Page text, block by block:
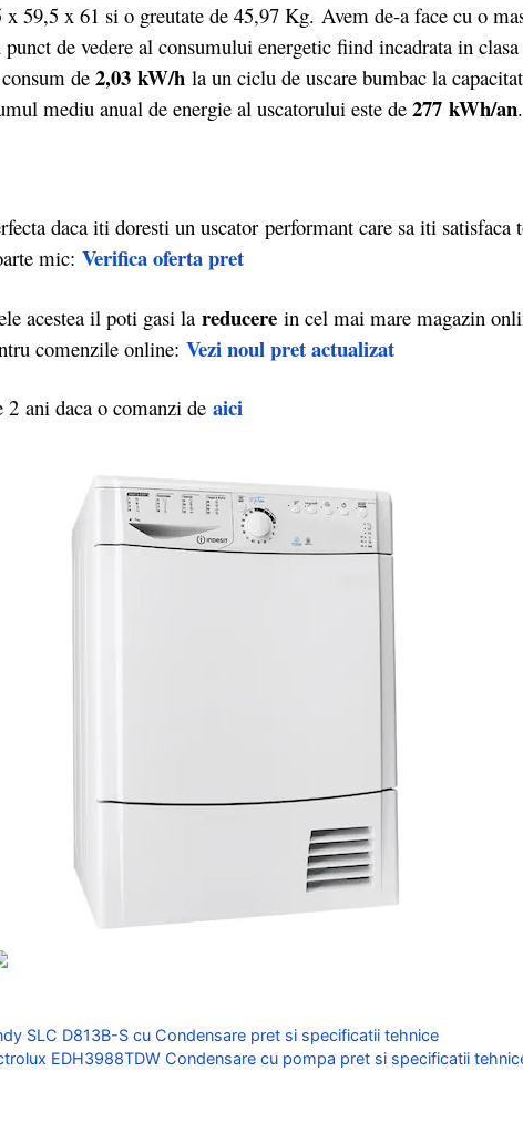
59,5 x 61 si o greutate de 45,97 Kg. Avem de-a face cu o
de vedere al consumului energetic fiind incadrata in
de 2,03 kW/h la un ciclu de uscare bumbac la
mediu anual de energie al uscatorului este de 277 kWh/an.
daca iti doresti un uscator performant care sa iti satisfaca
mic: Verifica oferta pret
acestea il poti gasi la reducere in cel mai mare magazin
comenzile online: Vezi noul pret actualizat
2 ani daca o comanzi de aici
SLC D813B-S cu Condensare pret si specificatii tehnice
EDH3988TDW Condensare cu pompa pret si specificatii